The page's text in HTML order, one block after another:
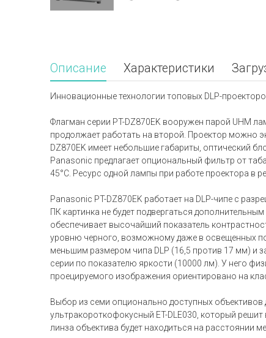
Описание Характеристики
Инновационные технологии топовых DLP-
Флагман серии PT-DZ870EK вооружен парой UHM
продолжает работать на второй. Проектор можно
DZ870EK имеет небольшие габариты, оптический
Panasonic предлагает опциональный фильтр от
45°C. Ресурс одной лампы при работе проектора в
Panasonic PT-DZ870EK работает на DLP-чипе с
ПК картинка не будет подвергаться
обеспечивает высочайший показатель
уровню черного, возможному даже в освещенных
меньшим размером чипа DLP (16,5 против 17 мм) и
серии по показателю яркости (10000 лм). У него
проецируемого изображения ориентировано на
Выбор из семи опционально доступных
ультракороткофокусный ET-DLE030, который
линза объектива будет находиться на расстоянии